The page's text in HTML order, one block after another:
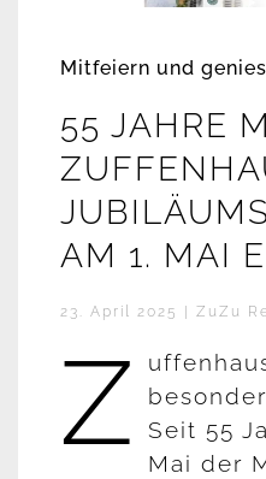
Mitfeiern und
55 JAHRE
AM 1. MAI
23. April 2025 | ZuZu
Z
Seit 55
Mai der